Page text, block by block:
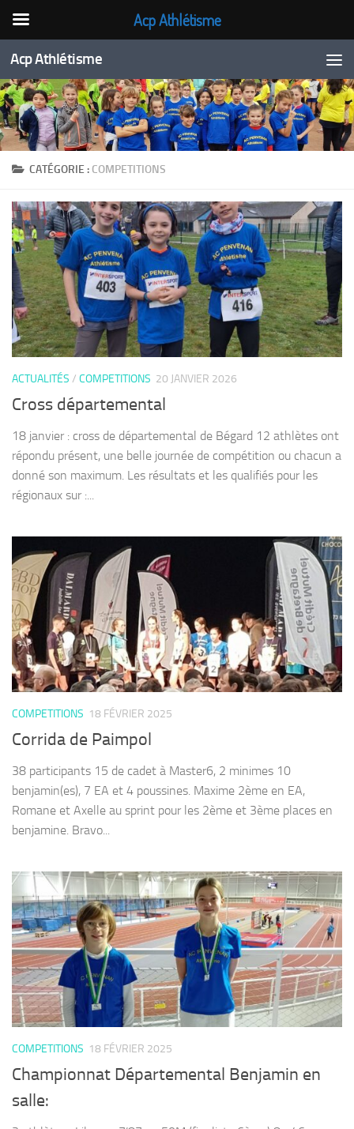
Skip to content
Acp Athlétisme
CATÉGORIE : COMPETITIONS
ACTUALITÉS / COMPETITIONS 20 JANVIER 2026
Cross départemental
18 janvier : cross de départemental de Bégard 12 athlètes ont
répondu présent, une belle journée de compétition ou chacun a
donné son maximum. Les résultats et les qualifiés pour les
régionaux sur :...
COMPETITIONS 18 FÉVRIER 2025
Corrida de Paimpol
38 participants 15 de cadet à Master6, 2 minimes 10
benjamin(es), 7 EA et 4 poussines. Maxime 2ème en EA,
Romane et Axelle au sprint pour les 2ème et 3ème places en
benjamine. Bravo...
COMPETITIONS 18 FÉVRIER 2025
Championnat Départemental Benjamin en
salle:
Acp Athlétisme